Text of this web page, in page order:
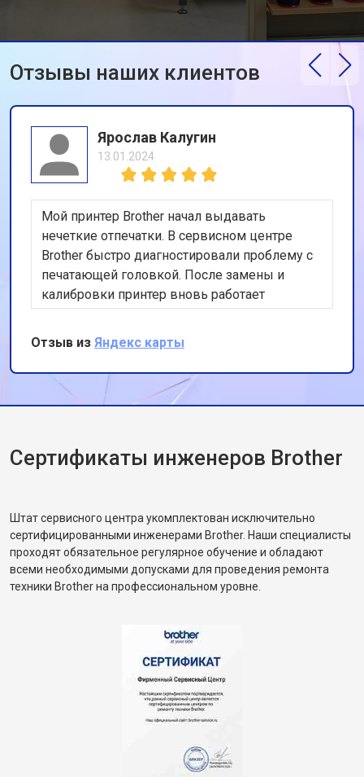
Отзывы наших клиентов
Ярослав Калугин
13.01.2024
Мой принтер Brother начал выдавать
нечеткие отпечатки. В сервисном центре
Brother быстро диагностировали проблему с
печатающей головкой. После замены и
калибровки принтер вновь работает
идеально. Очень доволен скоростью и
качеством обслуживания, спасибо за вашу
профессиональную работу и внимание к
деталям!
Отзыв из Яндекс карты
Сертификаты инженеров Brother
Штат сервисного центра укомплектован исключительно
сертифицированными инженерами Brother. Наши специалисты
проходят обязательное регулярное обучение и обладают
всеми необходимыми допусками для проведения ремонта
техники Brother на профессиональном уровне.